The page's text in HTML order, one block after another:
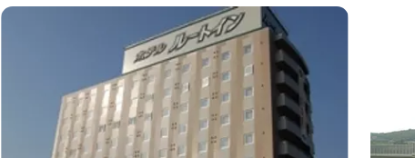
るマリンアクティビティや併設する海の乗馬倶楽部
エルカバージョでの乗馬体験が可能！ 小中学生や団
体様向けに海の自然体験教室も開催しています...